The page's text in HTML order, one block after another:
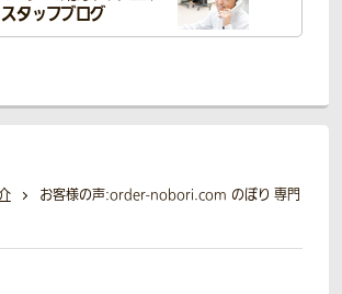
スタッフブログ
お客様の声:order-nobori.com のぼり 専門